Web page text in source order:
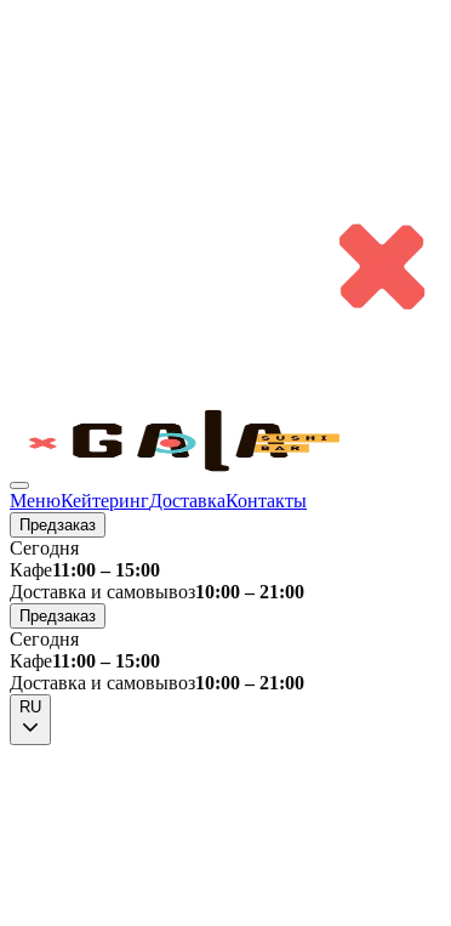
МенюКейтерингДоставкаКонтакты
Предзаказ
Сегодня
Кафе11:00 – 15:00
Доставка и самовывоз10:00 – 21:00
Предзаказ
Сегодня
Кафе11:00 – 15:00
Доставка и самовывоз10:00 – 21:00
RU